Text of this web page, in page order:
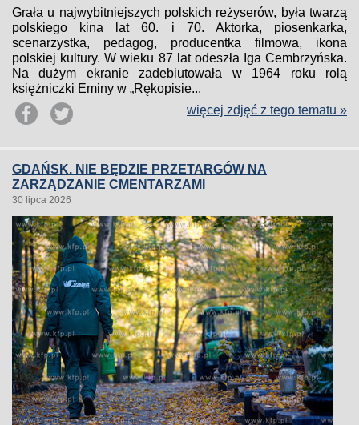
Grała u najwybitniejszych polskich reżyserów, była twarzą
polskiego kina lat 60. i 70. Aktorka, piosenkarka,
scenarzystka, pedagog, producentka filmowa, ikona
polskiej kultury. W wieku 87 lat odeszła Iga Cembrzyńska.
Na dużym ekranie zadebiutowała w 1964 roku rolą
księżniczki Eminy w „Rękopisie...
więcej zdjęć z tego tematu »
GDAŃSK. NIE BĘDZIE PRZETARGÓW NA
ZARZĄDZANIE CMENTARZAMI
30 lipca 2026